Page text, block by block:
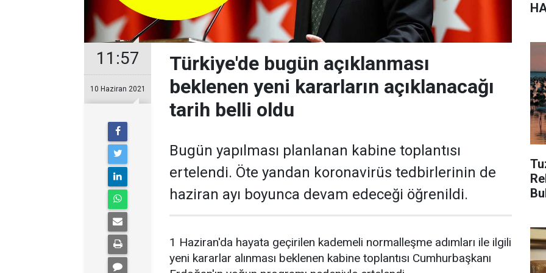
11:57
10 Haziran 2021
Türkiye'de bugün açıklanması
beklenen yeni kararların açıklanacağı
tarih belli oldu
Bugün yapılması planlanan kabine toplantısı
ertelendi. Öte yandan koronavirüs tedbirlerinin de
haziran ayı boyunca devam edeceği öğrenildi.
1 Haziran'da hayata geçirilen kademeli normalleşme adımları ile ilgili
yeni kararlar alınması beklenen kabine toplantısı Cumhurbaşkanı